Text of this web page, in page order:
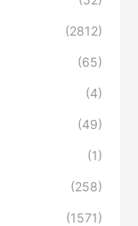
(2812)
(65)
(4)
(49)
(1)
(258)
(1571)